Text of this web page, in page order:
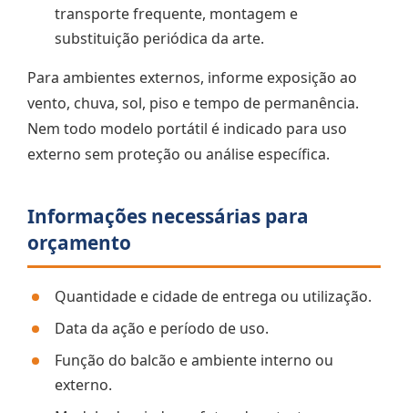
transporte frequente, montagem e
substituição periódica da arte.
Para ambientes externos, informe exposição ao
vento, chuva, sol, piso e tempo de permanência.
Nem todo modelo portátil é indicado para uso
externo sem proteção ou análise específica.
Informações necessárias para
orçamento
Quantidade e cidade de entrega ou utilização.
Data da ação e período de uso.
Função do balcão e ambiente interno ou
externo.